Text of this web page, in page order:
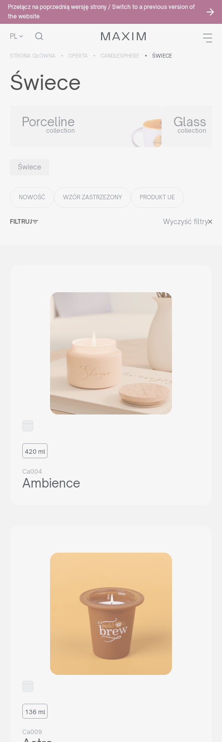
Przełącz na poprzednią wersję strony / Switch to a previous version of
the website
PL
STRONA GŁÓWNA OFERTA CANDLESPHERE ŚWIECE
Świece
Porceline
collection
Glass
collection
Świece
NOWOŚĆ WZÓR ZASTRZEŻONY PRODUKT UE
Wyczyść filtry
FILTRUJ
420 ml
Ca004
Ambience
136 ml
Ca009